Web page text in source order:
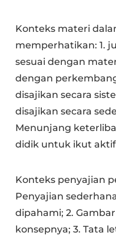
Konteks materi
memperhatikan: 1.
sesuai dengan
dengan
disajikan secara
disajikan secara
Menunjang
didik untuk ikut
Konteks penyajian
Penyajian
dipahami; 2.
konsepnya; 3. Tata